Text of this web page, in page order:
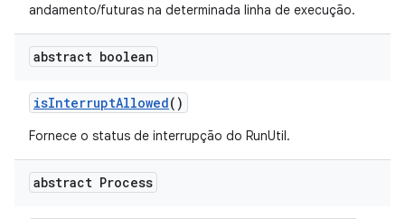
andamento/futuras na determinada linha de execução.
abstract boolean
isInterruptAllowed()
Fornece o status de interrupção do RunUtil.
abstract Process